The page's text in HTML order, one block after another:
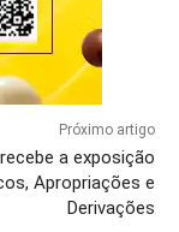
Próximo artigo
a exposição
Apropriações e
Derivações